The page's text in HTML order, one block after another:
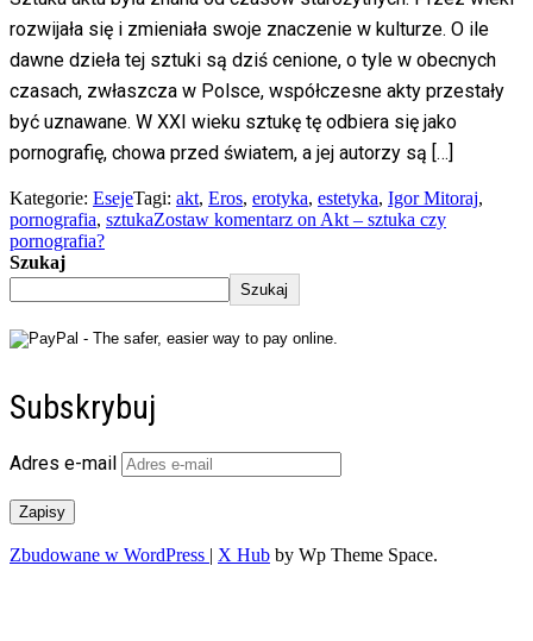
rozwijała się i zmieniała swoje znaczenie w kulturze. O ile
dawne dzieła tej sztuki są dziś cenione, o tyle w obecnych
czasach, zwłaszcza w Polsce, współczesne akty przestały
być uznawane. W XXI wieku sztukę tę odbiera się jako
pornografię, chowa przed światem, a jej autorzy są […]
Kategorie: EsejeTagi: akt, Eros, erotyka, estetyka, Igor Mitoraj,
pornografia, sztukaZostaw komentarz on Akt – sztuka czy
pornografia?
Szukaj
Szukaj
Subskrybuj
Adres e-mail
Zapisy
Zbudowane w WordPress | X Hub by Wp Theme Space.